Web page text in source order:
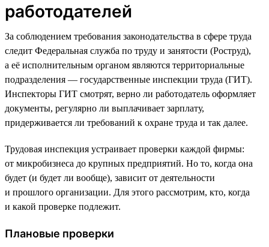
работодателей
За соблюдением требования законодательства в сфере труда
следит Федеральная служба по труду и занятости (Роструд),
а её исполнительным органом являются территориальные
подразделения — государственные инспекции труда (ГИТ).
Инспекторы ГИТ смотрят, верно ли работодатель оформляет
документы, регулярно ли выплачивает зарплату,
придерживается ли требований к охране труда и так далее.
Трудовая инспекция устраивает проверки каждой фирмы:
от микробизнеса до крупных предприятий. Но то, когда она
будет (и будет ли вообще), зависит от деятельности
и прошлого организации. Для этого рассмотрим, кто, когда
и какой проверке подлежит.
Плановые проверки